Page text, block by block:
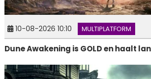
10-08-2026 10:10 MULTIPLATFORM
Dune Awakening is GOLD en haalt